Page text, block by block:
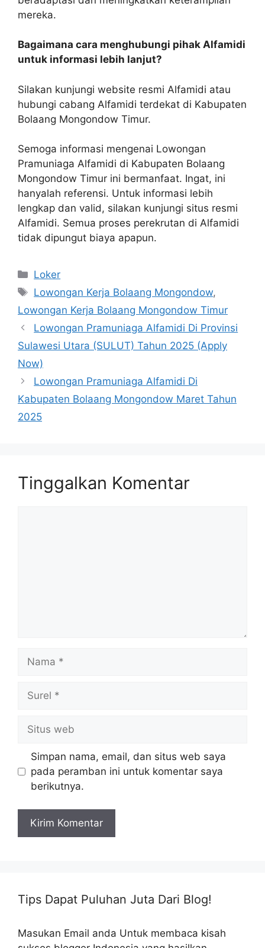
mereka.
Bagaimana cara menghubungi pihak Alfamidi
untuk informasi lebih lanjut?
Silakan kunjungi website resmi Alfamidi atau
hubungi cabang Alfamidi terdekat di Kabupaten
Bolaang Mongondow Timur.
Semoga informasi mengenai Lowongan
Pramuniaga Alfamidi di Kabupaten Bolaang
Mongondow Timur ini bermanfaat. Ingat, ini
hanyalah referensi. Untuk informasi lebih
lengkap dan valid, silakan kunjungi situs resmi
Alfamidi. Semua proses perekrutan di Alfamidi
tidak dipungut biaya apapun.
Kategori
Loker
Tag
Lowongan Kerja Bolaang Mongondow,
Lowongan Kerja Bolaang Mongondow Timur
Lowongan Pramuniaga Alfamidi Di Provinsi
Sulawesi Utara (SULUT) Tahun 2025 (Apply
Now)
Lowongan Pramuniaga Alfamidi Di
Kabupaten Bolaang Mongondow Maret Tahun
2025
Tinggalkan Komentar
Nama
Surel
Situs
web
Simpan nama, email, dan situs web saya
pada peramban ini untuk komentar saya
berikutnya.
Tips Dapat Puluhan Juta Dari Blog!
Masukan Email anda Untuk membaca kisah